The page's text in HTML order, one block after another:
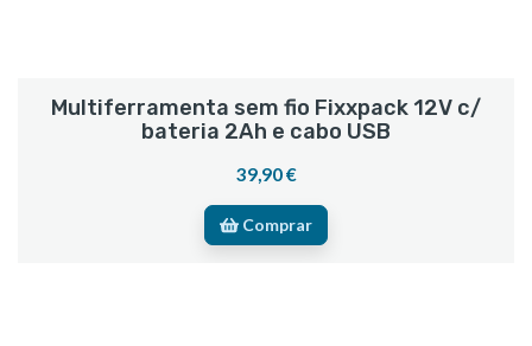
Multiferramenta sem fio Fixxpack 12V c/
bateria 2Ah e cabo USB
39,90 €
Comprar